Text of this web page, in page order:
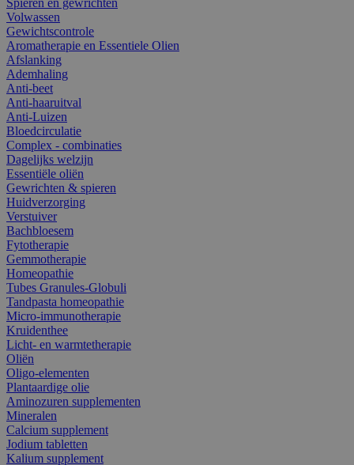
Volwassen
Gewichtscontrole
Aromatherapie en Essentiele Olien
Afslanking
Ademhaling
Anti-beet
Anti-haaruitval
Anti-Luizen
Bloedcirculatie
Complex - combinaties
Dagelijks welzijn
Essentiële oliën
Gewrichten & spieren
Huidverzorging
Verstuiver
Bachbloesem
Fytotherapie
Gemmotherapie
Homeopathie
Tubes Granules-Globuli
Tandpasta homeopathie
Micro-immunotherapie
Kruidenthee
Licht- en warmtetherapie
Oliën
Oligo-elementen
Plantaardige olie
Aminozuren supplementen
Mineralen
Calcium supplement
Jodium tabletten
Kalium supplement